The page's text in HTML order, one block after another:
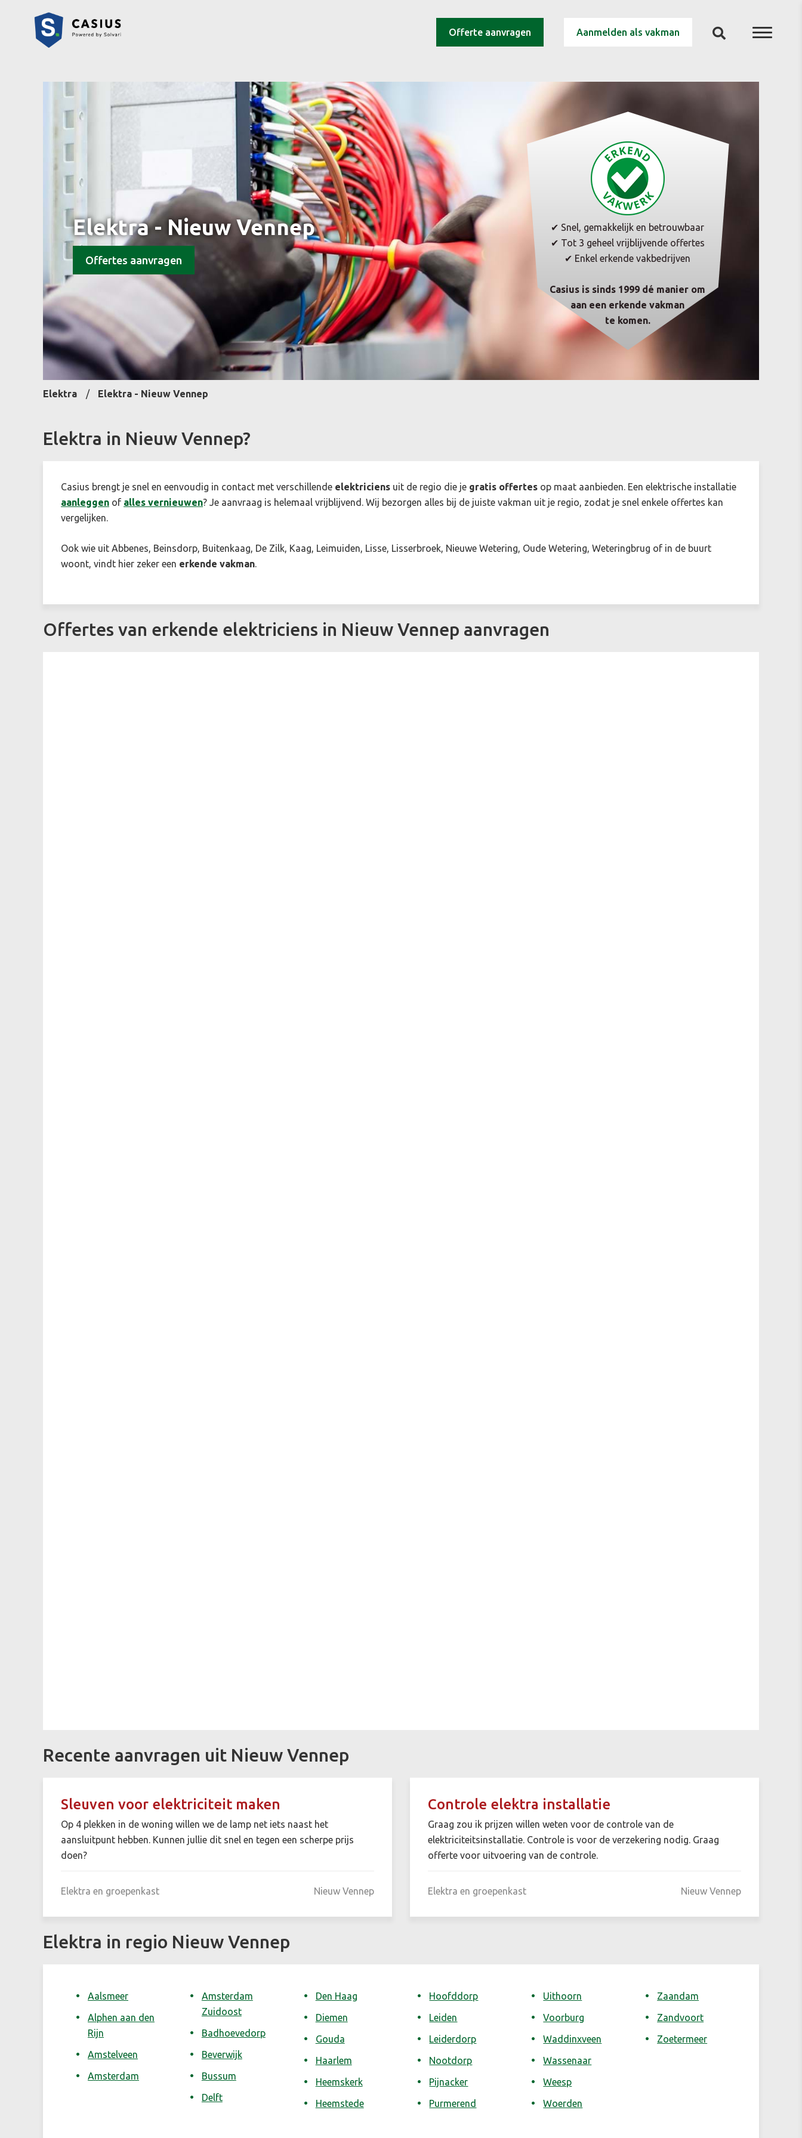
Offerte aanvragen Aanmelden als vakman
Elektra - Nieuw Vennep
Offertes aanvragen
✔ Snel, gemakkelijk en betrouwbaar
✔ Tot 3 geheel vrijblijvende offertes
✔ Enkel erkende vakbedrijven
Casius is sinds 1999 dé manier om
aan een erkende vakman
te komen.
Elektra Elektra - Nieuw Vennep
Elektra in Nieuw Vennep?
Casius brengt je snel en eenvoudig in contact met verschillende elektriciens uit de regio die je gratis offertes op maat aanbieden. Een elektrische installatie
aanleggen of alles vernieuwen? Je aanvraag is helemaal vrijblijvend. Wij bezorgen alles bij de juiste vakman uit je regio, zodat je snel enkele offertes kan
vergelijken.
Ook wie uit Abbenes, Beinsdorp, Buitenkaag, De Zilk, Kaag, Leimuiden, Lisse, Lisserbroek, Nieuwe Wetering, Oude Wetering, Weteringbrug of in de buurt
woont, vindt hier zeker een erkende vakman.
Offertes van erkende elektriciens in Nieuw Vennep aanvragen
Recente aanvragen uit Nieuw Vennep
Sleuven voor elektriciteit maken
Op 4 plekken in de woning willen we de lamp net iets naast het
aansluitpunt hebben. Kunnen jullie dit snel en tegen een scherpe prijs
doen?
Elektra en groepenkast Nieuw Vennep
Controle elektra installatie
Graag zou ik prijzen willen weten voor de controle van de
elektriciteitsinstallatie. Controle is voor de verzekering nodig. Graag
offerte voor uitvoering van de controle.
Elektra en groepenkast Nieuw Vennep
Elektra in regio Nieuw Vennep
Aalsmeer
Alphen aan den
Rijn
Amstelveen
Amsterdam
Amsterdam
Zuidoost
Badhoevedorp
Beverwijk
Bussum
Delft
Den Haag
Diemen
Gouda
Haarlem
Heemskerk
Heemstede
Hoofddorp
Leiden
Leiderdorp
Nootdorp
Pijnacker
Purmerend
Uithoorn
Voorburg
Waddinxveen
Wassenaar
Weesp
Woerden
Zaandam
Zandvoort
Zoetermeer